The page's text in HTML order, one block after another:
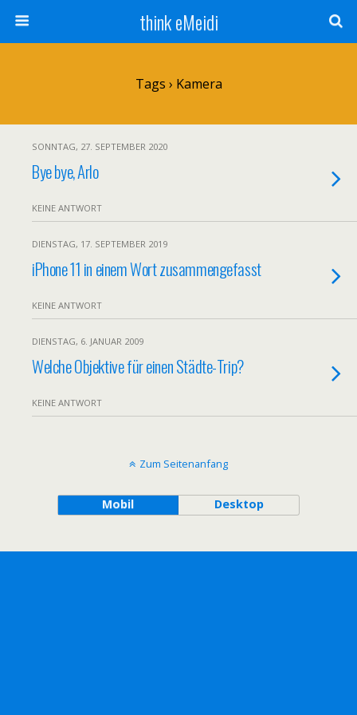
think eMeidi
Tags › Kamera
SONNTAG, 27. SEPTEMBER 2020
Bye bye, Arlo
KEINE ANTWORT
DIENSTAG, 17. SEPTEMBER 2019
iPhone 11 in einem Wort zusammengefasst
KEINE ANTWORT
DIENSTAG, 6. JANUAR 2009
Welche Objektive für einen Städte-Trip?
KEINE ANTWORT
Zum Seitenanfang
Mobil Desktop